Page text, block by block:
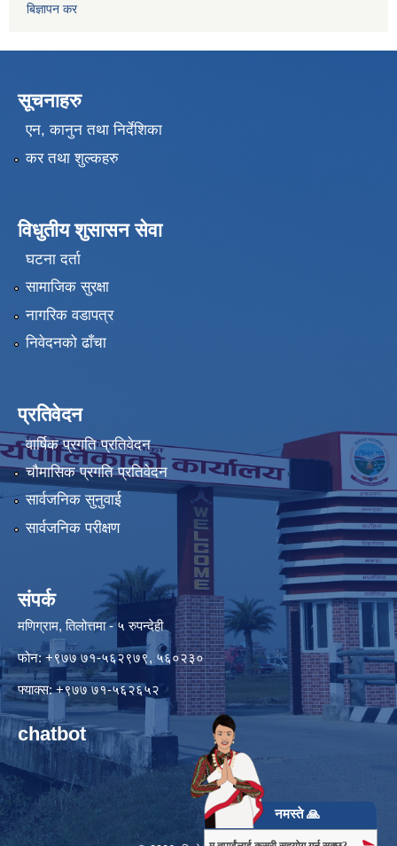
बिज्ञापन कर
सूचनाहरु
एन, कानुन तथा निर्देशिका
कर तथा शुल्कहरु
विधुतीय शुसासन सेवा
घटना दर्ता
सामाजिक सुरक्षा
नागरिक वडापत्र
निवेदनको ढाँचा
प्रतिवेदन
वार्षिक प्रगति प्रतिवेदन
चौमासिक प्रगति प्रतिवेदन
सार्वजनिक सुनुवाई
सार्वजनिक परीक्षण
संपर्क
मणिग्राम, तिलोत्तमा - ५ रुपन्देही
फोन: +९७७ ७१-५६२९७९, ५६०२३०
फ्याक्स: +९७७ ७१-५६२६५२
chatbot
नमस्ते 🙏